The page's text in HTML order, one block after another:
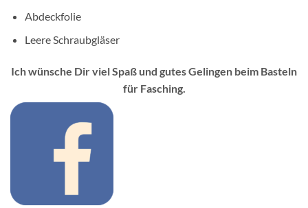
Abdeckfolie
Leere Schraubgläser
Ich wünsche Dir viel Spaß und gutes Gelingen beim Basteln
für Fasching.